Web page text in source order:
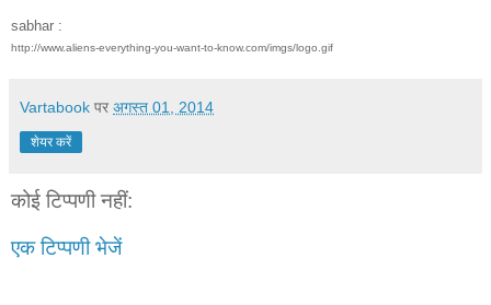
sabhar :
http://www.aliens-everything-you-want-to-know.com/imgs/logo.gif
Vartabook पर अगस्त 01, 2014
शेयर करें
कोई टिप्पणी नहीं:
एक टिप्पणी भेजें